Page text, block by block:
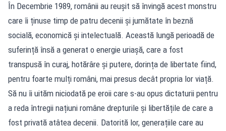
În Decembrie 1989, românii au reușit să învingă acest monstru
care îi ținuse timp de patru decenii și jumătate în beznă
socială, economică și intelectuală. Această lungă perioadă de
suferință însă a generat o energie uriașă, care a fost
transpusă în curaj, hotărâre și putere, dorința de libertate fiind,
pentru foarte mulți români, mai presus decât propria lor viață.
Să nu îi uităm niciodată pe eroii care s-au opus dictaturii pentru
a reda întregii națiuni române drepturile și libertățile de care a
fost privată atâtea decenii. Datorită lor, generațiile care au